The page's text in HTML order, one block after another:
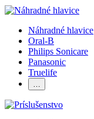
Náhradné hlavice
Oral-B
Philips Sonicare
Panasonic
Truelife
…